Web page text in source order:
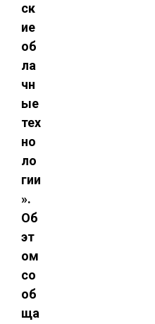
ск
ие
об
ла
чн
ые
тех
но
ло
гии
».
Об
эт
ом
со
об
ща